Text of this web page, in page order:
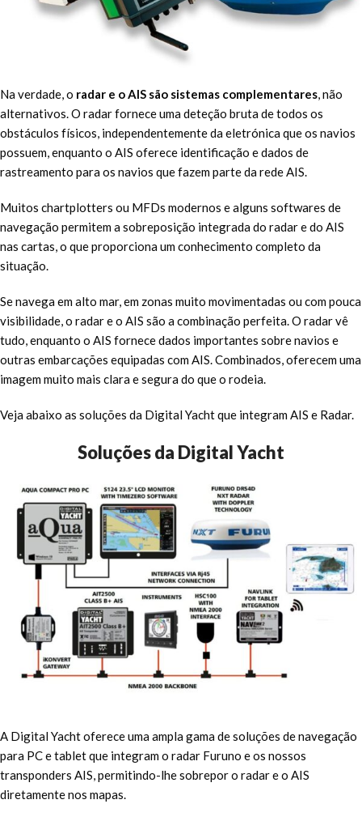
Na verdade, o radar e o AIS são sistemas complementares, não
alternativos. O radar fornece uma deteção bruta de todos os
obstáculos físicos, independentemente da eletrónica que os navios
possuem, enquanto o AIS oferece identificação e dados de
rastreamento para os navios que fazem parte da rede AIS.
Muitos chartplotters ou MFDs modernos e alguns softwares de
navegação permitem a sobreposição integrada do radar e do AIS
nas cartas, o que proporciona um conhecimento completo da
situação.
Se navega em alto mar, em zonas muito movimentadas ou com pouca
visibilidade, o radar e o AIS são a combinação perfeita. O radar vê
tudo, enquanto o AIS fornece dados importantes sobre navios e
outras embarcações equipadas com AIS. Combinados, oferecem uma
imagem muito mais clara e segura do que o rodeia.
Veja abaixo as soluções da Digital Yacht que integram AIS e Radar.
Soluções da Digital Yacht
A Digital Yacht oferece uma ampla gama de soluções de navegação
para PC e tablet que integram o radar Furuno e os nossos
transponders AIS, permitindo-lhe sobrepor o radar e o AIS
diretamente nos mapas.